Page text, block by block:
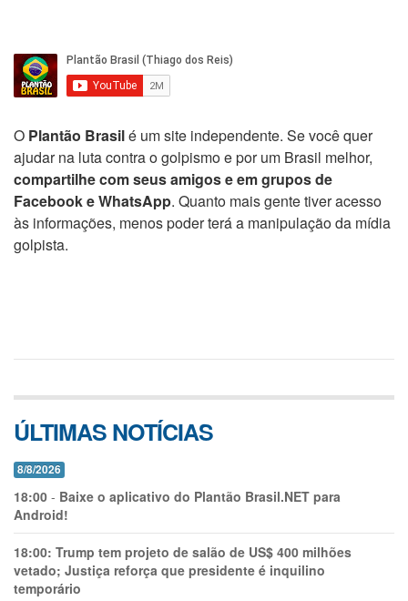
O Plantão Brasilé um site independente. Se você quer
ajudar na luta contra o golpismo e por um Brasil melhor,
compartilhe com seus amigos e em grupos de
Facebook e WhatsApp. Quanto mais gente tiver acesso
às informações, menos poder terá a manipulação da mídia
golpista.
ÚLTIMAS NOTÍCIAS
8/8/2026
18:00 - Baixe o aplicativo do Plantão Brasil.NET para
Android!
18:00: Trump tem projeto de salão de US$ 400 milhões
vetado; Justiça reforça que presidente é inquilino
temporário